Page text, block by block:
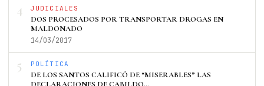
4 JUDICIALES
DOS PROCESADOS POR TRANSPORTAR DROGAS EN
MALDONADO
14/03/2017
5 POLÍTICA
DE LOS SANTOS CALIFICÓ DE “MISERABLES” LAS
DECLARACIONES DE CABILDO…